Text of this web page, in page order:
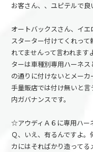
お客さん、、ユピテルで良
オートバックスさん、イ
スターター付けてくれっ
れてませんって言われま
ターは車種別専用ハーネ
の通りに付けないとメー
手量販店では付け無いと
内ガバナンスです。
☆アウディＡ６に専用ハー
Ｑ、いえ、有るんですよ
カにはそればかり造ってる